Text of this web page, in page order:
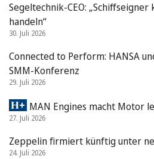
Segeltechnik-CEO:
handeln“
30. Juli 2026
Connected to Perform: HANSA
SMM-Konferenz
29. Juli 2026
MAN Engines macht Motor
27. Juli 2026
Zeppelin firmiert künftig unter
24. Juli 2026